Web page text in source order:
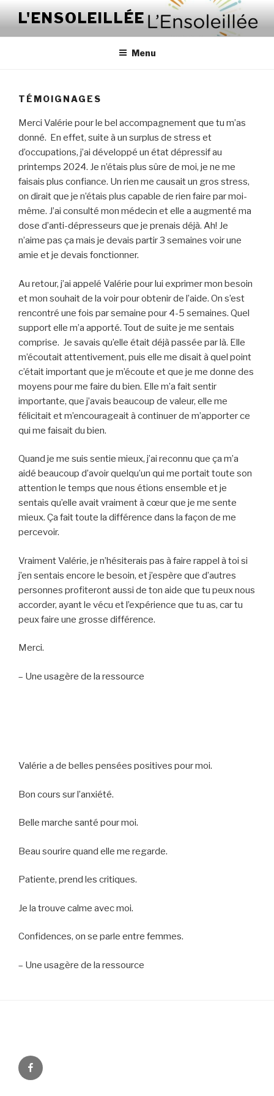
contenu
L'ENSOLEILLÉE
Menu
TÉMOIGNAGES
Merci Valérie pour le bel accompagnement que tu m’as
donné. En effet, suite à un surplus de stress et
d’occupations, j’ai développé un état dépressif au
printemps 2024. Je n’étais plus sûre de moi, je ne me
faisais plus confiance. Un rien me causait un gros stress,
on dirait que je n’étais plus capable de rien faire par moi-
même. J’ai consulté mon médecin et elle a augmenté ma
dose d’anti-dépresseurs que je prenais déjà. Ah! Je
n’aime pas ça mais je devais partir 3 semaines voir une
amie et je devais fonctionner.
Au retour, j’ai appelé Valérie pour lui exprimer mon besoin
et mon souhait de la voir pour obtenir de l’aide. On s’est
rencontré une fois par semaine pour 4-5 semaines. Quel
support elle m’a apporté. Tout de suite je me sentais
comprise. Je savais qu’elle était déjà passée par là. Elle
m’écoutait attentivement, puis elle me disait à quel point
c’était important que je m’écoute et que je me donne des
moyens pour me faire du bien. Elle m’a fait sentir
importante, que j’avais beaucoup de valeur, elle me
félicitait et m’encourageait à continuer de m’apporter ce
qui me faisait du bien.
Quand je me suis sentie mieux, j’ai reconnu que ça m’a
aidé beaucoup d’avoir quelqu’un qui me portait toute son
attention le temps que nous étions ensemble et je
sentais qu’elle avait vraiment à cœur que je me sente
mieux. Ça fait toute la différence dans la façon de me
percevoir.
Vraiment Valérie, je n’hésiterais pas à faire rappel à toi si
j’en sentais encore le besoin, et j’espère que d’autres
personnes profiteront aussi de ton aide que tu peux nous
accorder, ayant le vécu et l’expérience que tu as, car tu
peux faire une grosse différence.
Merci.
– Une usagère de la ressource
Valérie a de belles pensées positives pour moi.
Bon cours sur l’anxiété.
Belle marche santé pour moi.
Beau sourire quand elle me regarde.
Patiente, prend les critiques.
Je la trouve calme avec moi.
Confidences, on se parle entre femmes.
– Une usagère de la ressource
Facebook